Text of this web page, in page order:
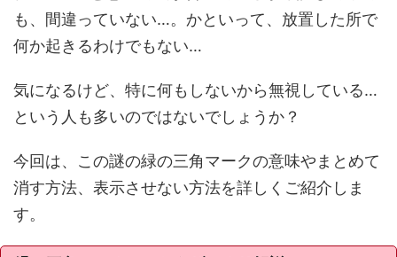
も、間違っていない…。かといって、放置した所で
何か起きるわけでもない…
気になるけど、特に何もしないから無視している…
という人も多いのではないでしょうか？
今回は、この謎の緑の三角マークの意味やまとめて
消す方法、表示させない方法を詳しくご紹介しま
す。